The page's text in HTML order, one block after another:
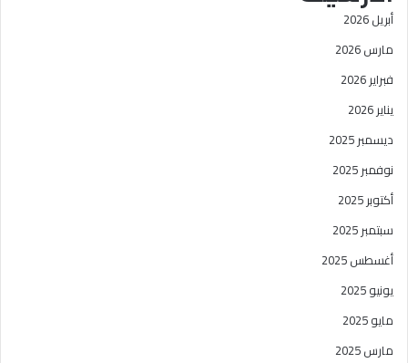
أبريل 2026
مارس 2026
فبراير 2026
يناير 2026
ديسمبر 2025
نوفمبر 2025
أكتوبر 2025
سبتمبر 2025
أغسطس 2025
يونيو 2025
مايو 2025
مارس 2025